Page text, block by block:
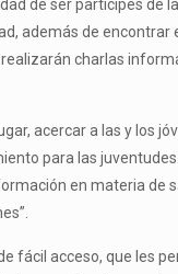
de ser partícipes de
además de
charlas
acercar a las y los
para las
en materia de
fácil acceso, que les